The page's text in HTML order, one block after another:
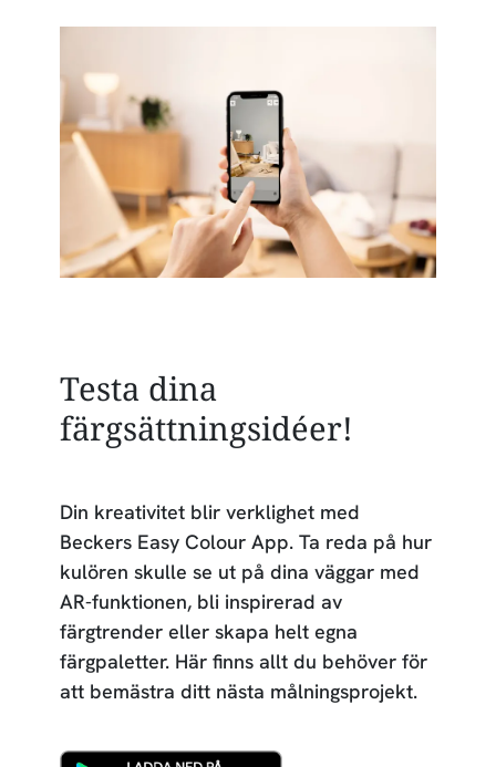
Testa dina
färgsättningsidéer!
Din kreativitet blir verklighet med
Beckers Easy Colour App. Ta reda på hur
kulören skulle se ut på dina väggar med
AR-funktionen, bli inspirerad av
färgtrender eller skapa helt egna
färgpaletter. Här finns allt du behöver för
att bemästra ditt nästa målningsprojekt.